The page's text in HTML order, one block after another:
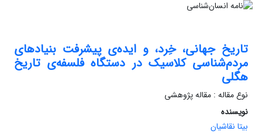
تاریخ جهانی، خِرد، و ایده‌ی پیشرفت بنیادهای
مردم‌شناسی کلاسیک در دستگاه فلسفه‌ی تاریخ
هگلی
نوع مقاله : مقاله پژوهشی
نویسنده
بیتا نقاشیان